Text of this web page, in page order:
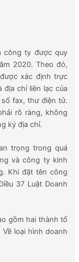
công ty được quy
2020. Theo đó,
xác định trực
chỉ liên lạc của
fax, thư điện tử.
rõ ràng, không
ký địa chỉ.
trọng trong quá
và công ty kinh
Khi đặt tên công
37 Luật Doanh
gồm hai thành tố
loại hình doanh